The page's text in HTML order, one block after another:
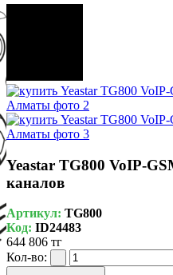
Yeastar TG800 VoIP-
каналов
Артикул: TG800
Код: ID24483
644 806 тг
Кол-во: